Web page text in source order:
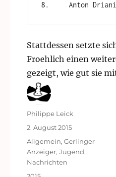
8.     Anton
Stattdessen setzte
Froehlich einen
gezeigt, wie gut sie
Autor
Philippe Leick
Veröffentlicht
am
2. August 2015
Kategorien
Allgemein, Gerlinger
Anzeiger, Jugend,
Nachrichten